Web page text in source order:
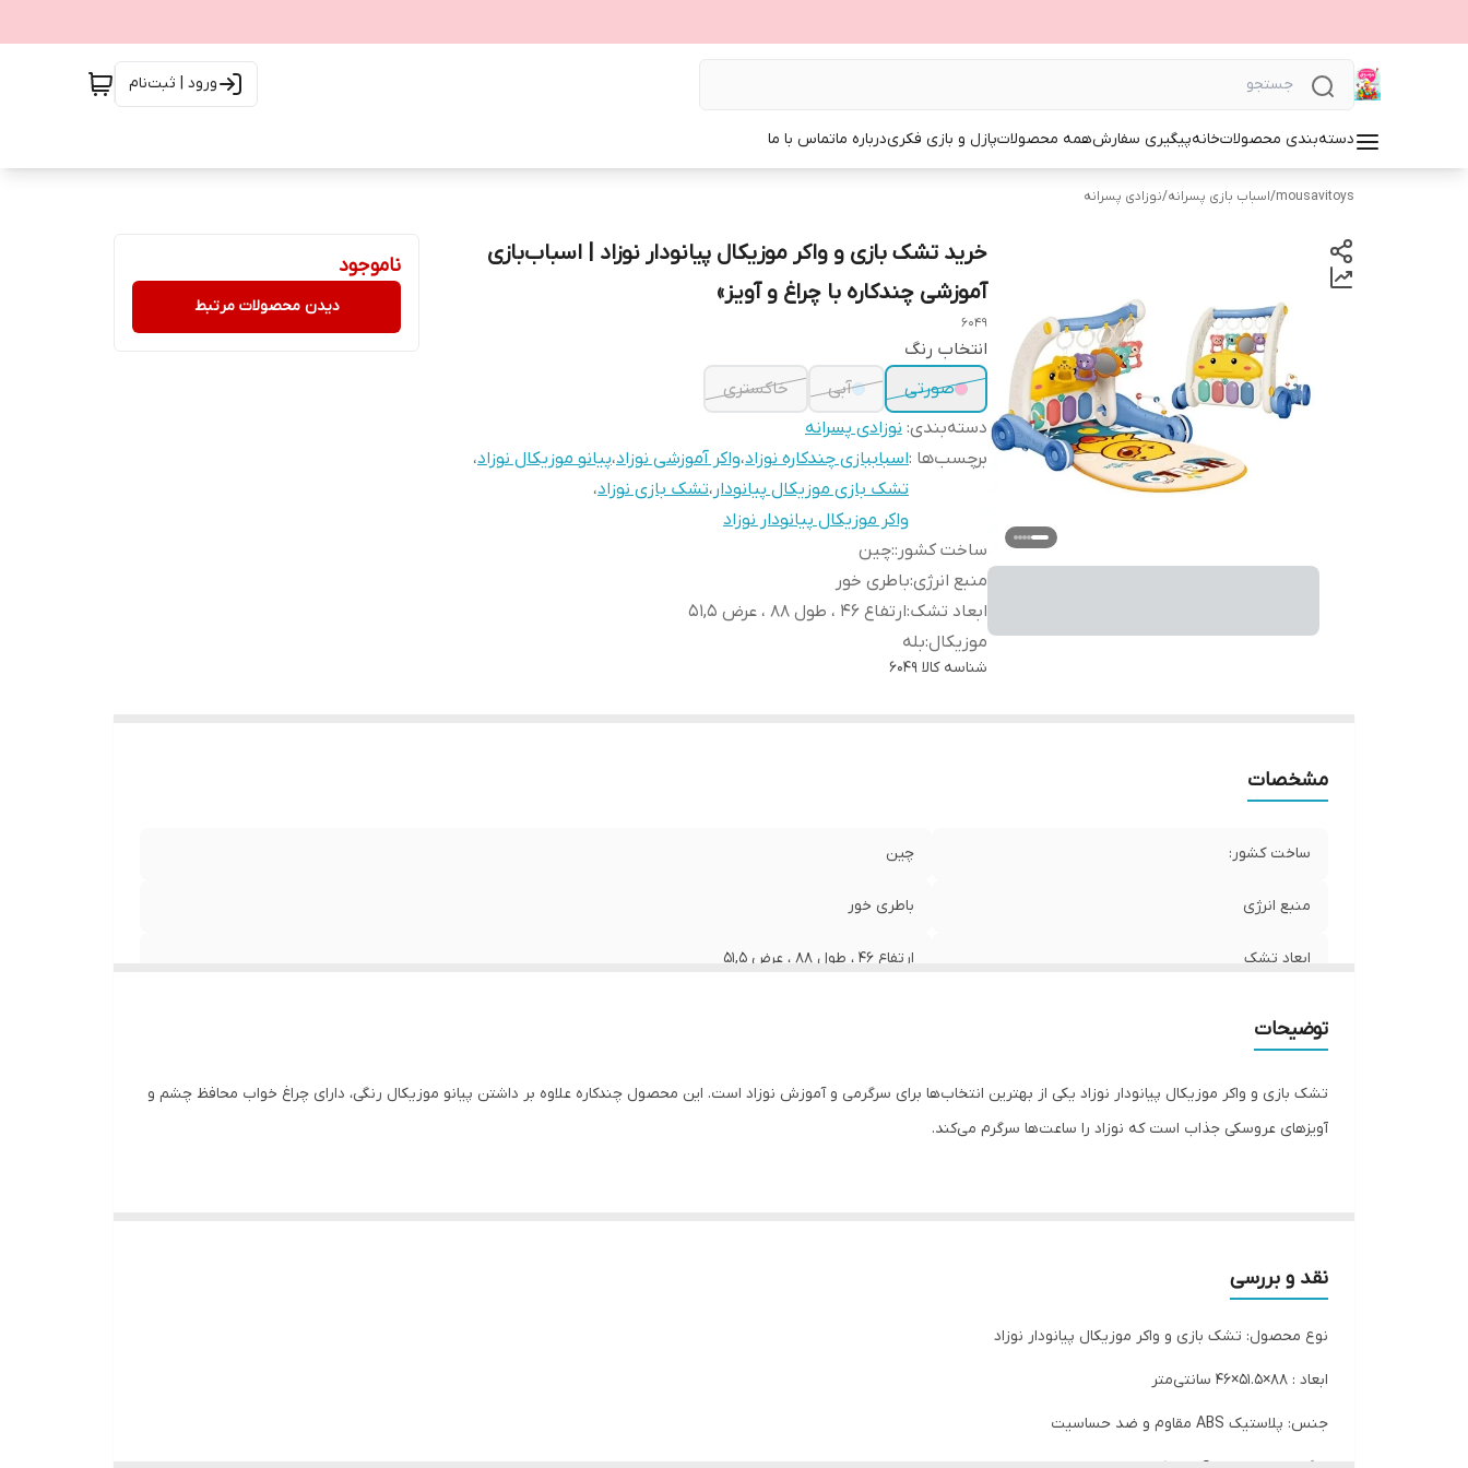
ورود | ثبت‌نام
دسته‌بندی محصولاتخانهپیگیری سفارشهمه محصولاتپازل و بازی فکریدرباره ماتماس با ما
mousavitoys
/اسباب بازی پسرانه/نوزادی پسرانه
خرید تشک بازی و واکر موزیکال پیانو‌دار نوزاد | اسباب‌بازی
آموزشی چندکاره با چراغ و آویز»
6049
انتخاب رنگ
صورتی
آبی
خاکستری
دسته‌بندی: نوزادی پسرانه
برچسب‌ها :اسباببازی چندکاره نوزاد،واکر آموزشی نوزاد،پیانو موزیکال نوزاد،
تشک بازی موزیکال پیانودار ،تشک بازی نوزاد،
واکر موزیکال پیانودار نوزاد
ساخت کشور::چین
منبع انرژی:باطری خور
ابعاد تشک:ارتفاع 46 ، طول 88 ، عرض 51,5
موزیکال:بله
شناسه کالا 6049
ناموجود
دیدن محصولات مرتبط
مشخصات
ساخت کشور: چین
منبع انرژی باطری خور
ابعاد تشک ارتفاع 46 ، طول 88 ، عرض 51,5
توضیحات
تشک بازی و واکر موزیکال پیانو‌دار نوزاد یکی از بهترین انتخاب‌ها برای سرگرمی و آموزش نوزاد است. این محصول چندکاره علاوه بر داشتن پیانو موزیکال رنگی، دارای چراغ خواب محافظ چشم و
آویزهای عروسکی جذاب است که نوزاد را ساعت‌ها سرگرم می‌کند.
نقد و بررسی
نوع محصول: تشک بازی و واکر موزیکال پیانو‌دار نوزاد
ابعاد : ۸۸×۵۱.۵×۴۶ سانتی‌متر
جنس: پلاستیک ABS مقاوم و ضد حساسیت